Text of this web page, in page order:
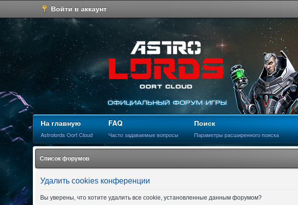
Войти в аккаунт
На главную
Astrolords Oort Cloud
FAQ
Часто задаваемые вопросы
Поиск
Параметры расширенного поиска
Список форумов
Удалить cookies конференции
Вы уверены, что хотите удалить все cookie, установленные данным форумом?